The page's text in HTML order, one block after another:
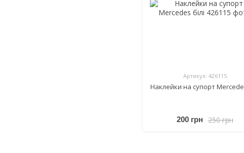
Артикул: 426115
Наклейки на супорт
250 грн
200 грн